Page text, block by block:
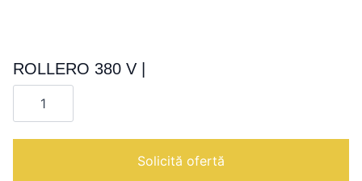
ROLLERO 380 V |
Cantitate
ROLLERO
|
Solicită ofertă